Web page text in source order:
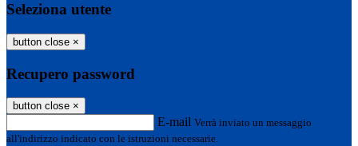
Seleziona utente
button close ×
Recupero password
button close ×
E-mail Verrà inviato un messaggio
all'indirizzo indicato con le istruzioni necessarie.